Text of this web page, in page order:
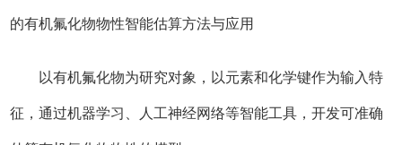
的有机氟化物物性智能估算方法与应用
以有机氟化物为研究对象，以元素和化学键作为输入特
征，通过机器学习、人工神经网络等智能工具，开发可准确